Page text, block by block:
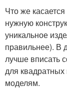
Что же
нужную
уникальное
правильнее). В
лучше вписать
для квадратных
моделям.